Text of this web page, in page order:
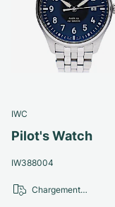
Montres pour femmes
Montres pour femmes
IWC
Pilot's Watch
IW388004
Chargement…